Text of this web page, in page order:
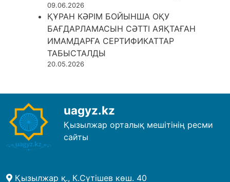
09.06.2026
ҚҰРАН КӘРІМ БОЙЫНША ОҚУ
БАҒДАРЛАМАСЫН СӘТТІ АЯҚТАҒАН
ИМАМДАРҒА СЕРТИФИКАТТАР
ТАБЫСТАЛДЫ
20.05.2026
uagyz.kz
Қызылжар орталық мешітінің ресми
сайты
Қызылжар қ., К.Сүтішев көш. 40